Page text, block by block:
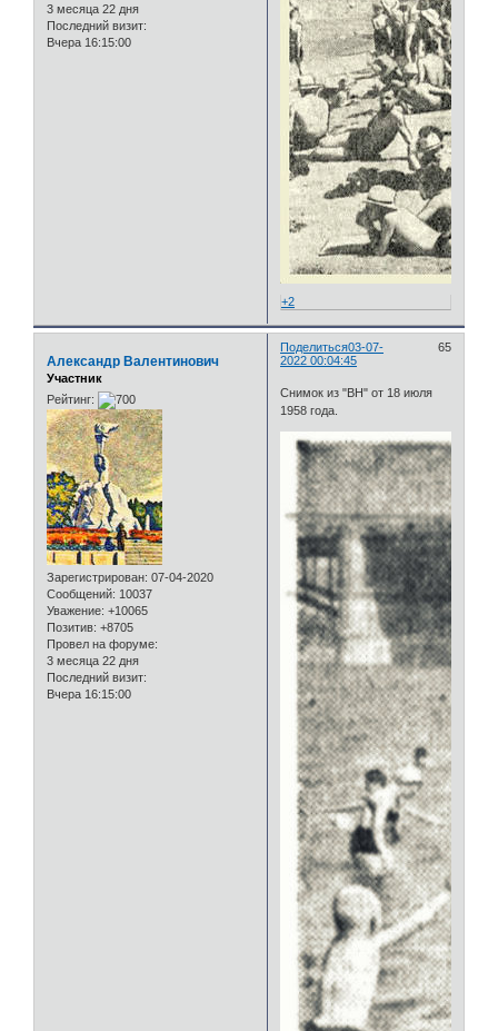
3 месяца 22 дня
Последний визит:
Вчера 16:15:00
+2
Поделиться 65
03-07-
2022 00:04:45
Александр Валентинович
Участник
Рейтинг:
Зарегистрирован: 07-04-2020
Сообщений: 10037
Уважение: +10065
Позитив: +8705
Провел на форуме:
3 месяца 22 дня
Последний визит:
Вчера 16:15:00
Снимок из "ВН" от 18 июля
1958 года.